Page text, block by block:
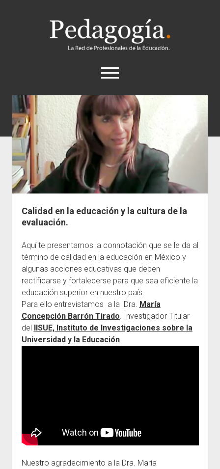
Pedagogía
abrir
el
twitter
Historia
Concepto
Entrevistas
Destacados
Biografías
Contacto
Calidad en la educación y la cultura de la
evaluación.
Aquí te presentamos la connotación que se le da al
término de calidad en la educación en México y
algunas acciones educativas que deben
rectificarse y fortalecerse para que sea eficiente la
educación superior en nuestro país.
Para ello entrevistamos a la Dra. María
Concepción Barrón Tirado . Investigador Titular
del IISUE, Instituto de Investigaciones sobre la
Universidad y la Educación.
Nuestro agradecimiento a la Dra. María